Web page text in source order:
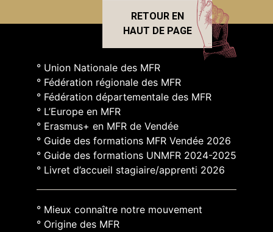
RETOUR EN
HAUT DE PAGE
° Union Nationale des MFR
° Fédération régionale des MFR
° Fédération départementale des MFR
° L’Europe en MFR
° Erasmus+ en MFR de Vendée
° Guide des formations MFR Vendée 2026
° Guide des formations UNMFR 2024-2025
° Livret d’accueil stagiaire/apprenti 2026
° Mieux connaître notre mouvement
° Origine des MFR